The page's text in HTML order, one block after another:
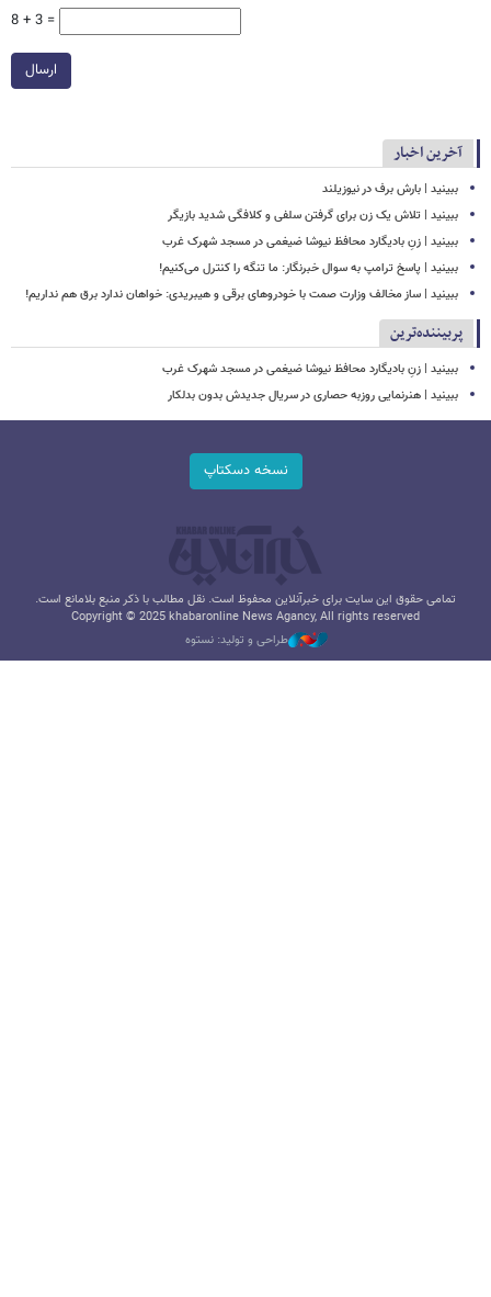
8 + 3 =
ارسال
آخرین اخبار
ببینید | بارش برف در نیوزیلند
ببینید | تلاش یک زن برای گرفتن سلفی و کلافگی شدید بازیگر
ببینید | زنِ بادیگارد محافظ نیوشا ضیغمی در مسجد شهرک غرب
ببینید | پاسخ ترامپ به سوال خبرنگار: ما تنگه را کنترل می‌کنیم!
ببینید | ساز مخالف وزارت صمت با خودروهای برقی و هیبریدی: خواهان ندارد برق هم نداریم!
پربیننده‌ترین
ببینید | زنِ بادیگارد محافظ نیوشا ضیغمی در مسجد شهرک غرب
ببینید | هنرنمایی روزبه حصاری در سریال جدیدش بدون بدلکار
نسخه دسکتاپ
تمامی حقوق این سایت برای خبرآنلاین محفوظ است. نقل مطالب با ذکر منبع بلامانع است.
Copyright © 2025 khabaronline News Agancy, All rights reserved
طراحی و تولید: نستوه